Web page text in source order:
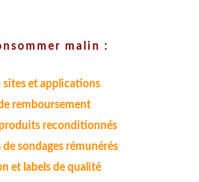
malin :
sites et applications
remboursement
reconditionnés
sondages rémunérés
et labels de qualité